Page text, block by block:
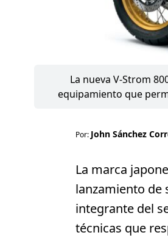
La nueva V-Strom
equipamiento que
Por: John Sánchez
La marca
lanzamiento de
integrante del
técnicas que